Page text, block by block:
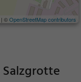
| ©OpenStreetMap contributors
Salzgrotte